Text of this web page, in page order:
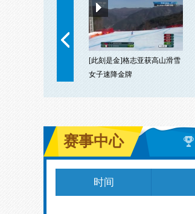
[此刻是金]格志亚获高山滑雪
女子速降金牌
赛事中心
时间